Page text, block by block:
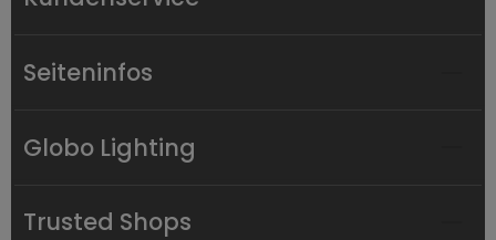
Seiteninfos
Globo Lighting
Trusted Shops